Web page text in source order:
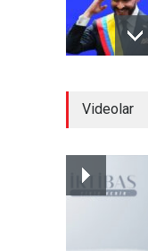
Videolar